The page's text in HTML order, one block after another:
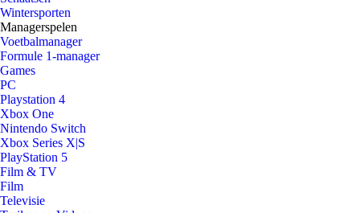
Wintersporten
Managerspelen
Voetbalmanager
Formule 1-manager
Games
PC
Playstation 4
Xbox One
Nintendo Switch
Xbox Series X|S
PlayStation 5
Film & TV
Film
Televisie